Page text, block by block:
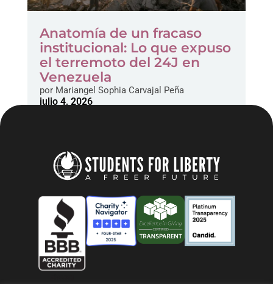
Anatomía de un fracaso
institucional: Lo que expuso
el terremoto del 24J en
Venezuela
porMariangel Sophia Carvajal Peña
julio 4, 2026